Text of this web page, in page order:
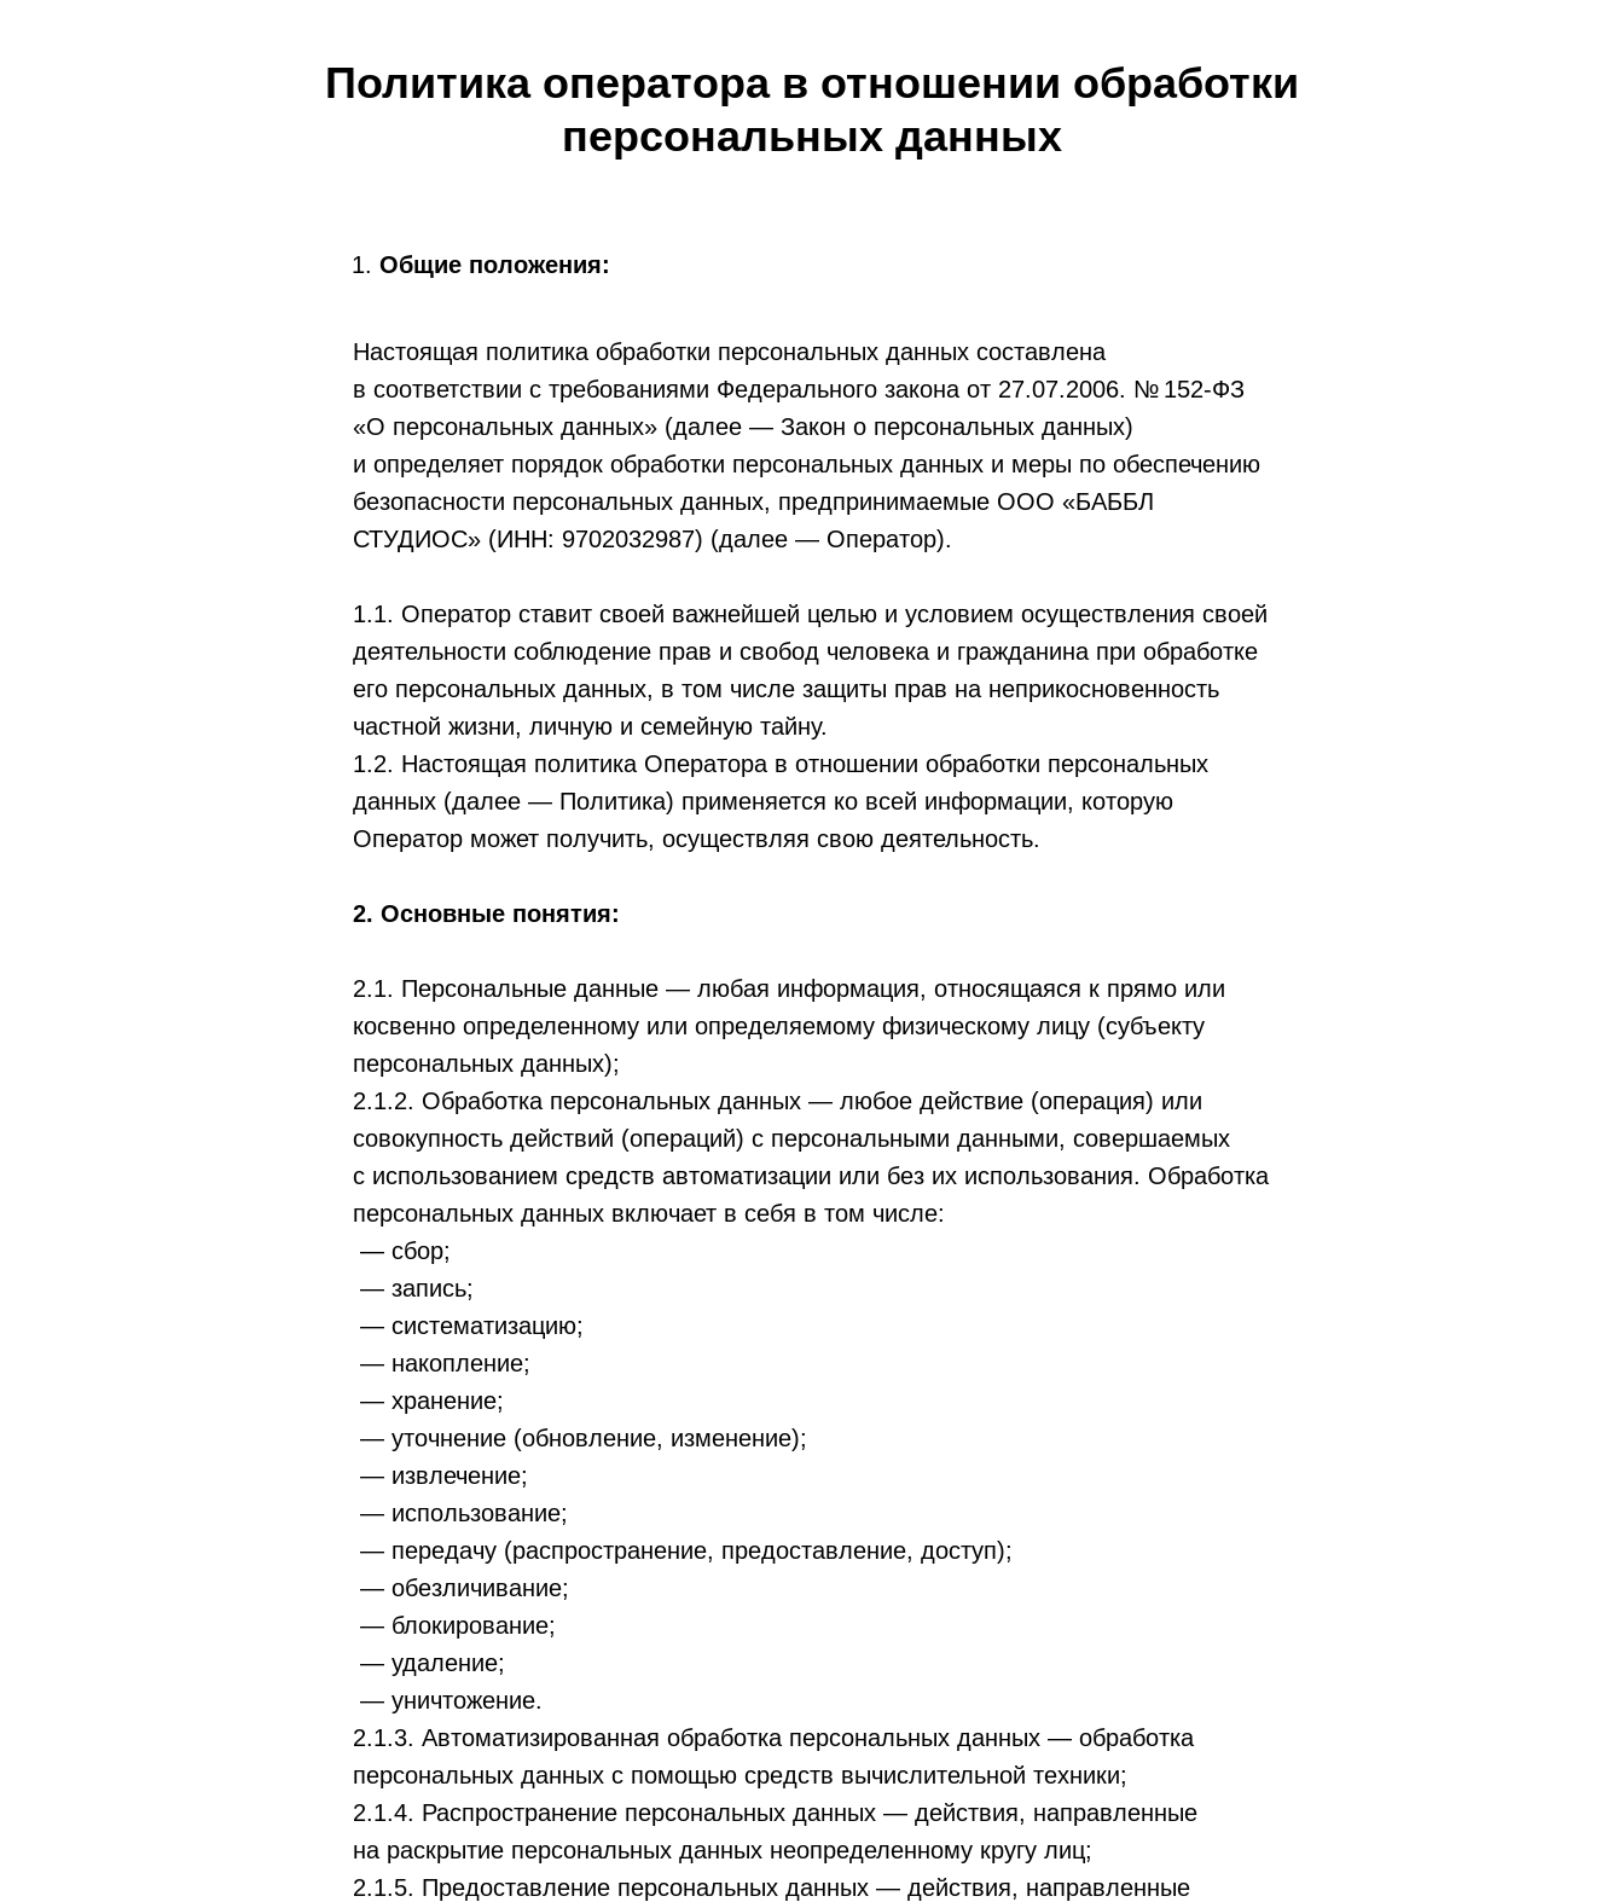
Политика оператора в отношении обработки
персональных данных
Общие положения:
Настоящая политика обработки персональных данных составлена
в соответствии с требованиями Федерального закона от 27.07.2006. № 152-ФЗ
«О персональных данных» (далее — Закон о персональных данных)
и определяет порядок обработки персональных данных и меры по обеспечению
безопасности персональных данных, предпринимаемые ООО «БАББЛ
СТУДИОС» (ИНН: 9702032987) (далее — Оператор).
1.1. Оператор ставит своей важнейшей целью и условием осуществления своей
деятельности соблюдение прав и свобод человека и гражданина при обработке
его персональных данных, в том числе защиты прав на неприкосновенность
частной жизни, личную и семейную тайну.
1.2. Настоящая политика Оператора в отношении обработки персональных
данных (далее — Политика) применяется ко всей информации, которую
Оператор может получить, осуществляя свою деятельность.
2. Основные понятия:
2.1. Персональные данные — любая информация, относящаяся к прямо или
косвенно определенному или определяемому физическому лицу (субъекту
персональных данных);
2.1.2. Обработка персональных данных — любое действие (операция) или
совокупность действий (операций) с персональными данными, совершаемых
с использованием средств автоматизации или без их использования. Обработка
персональных данных включает в себя в том числе:
— сбор;
— запись;
— систематизацию;
— накопление;
— хранение;
— уточнение (обновление, изменение);
— извлечение;
— использование;
— передачу (распространение, предоставление, доступ);
— обезличивание;
— блокирование;
— удаление;
— уничтожение.
2.1.3. Автоматизированная обработка персональных данных — обработка
персональных данных с помощью средств вычислительной техники;
2.1.4. Распространение персональных данных — действия, направленные
на раскрытие персональных данных неопределенному кругу лиц;
2.1.5. Предоставление персональных данных — действия, направленные